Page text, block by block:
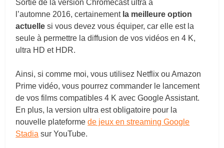
Sortie de la version Chromecast ultra à
l’automne 2016, certainement la meilleure option
actuelle si vous devez vous équiper, car elle est la
seule à permettre la diffusion de vos vidéos en 4 K,
ultra HD et HDR.
Ainsi, si comme moi, vous utilisez Netflix ou Amazon
Prime vidéo, vous pourrez commander le lancement
de vos films compatibles 4 K avec Google Assistant.
En plus, la version ultra est obligatoire pour la
nouvelle plateformede jeux en streaming Google
Stadia sur YouTube.